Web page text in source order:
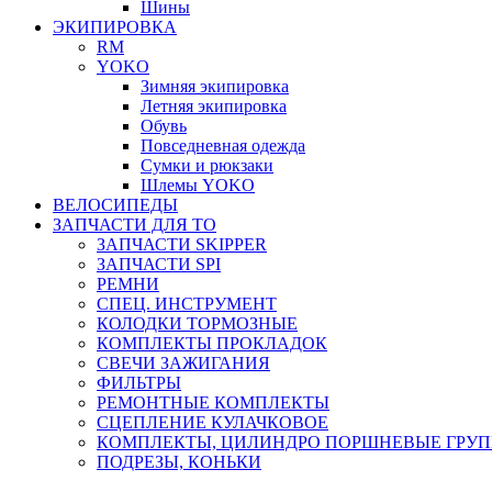
Шины
ЭКИПИРОВКА
RM
YOKO
Зимняя экипировка
Летняя экипировка
Обувь
Повседневная одежда
Сумки и рюкзаки
Шлемы YOKO
ВЕЛОСИПЕДЫ
ЗАПЧАСТИ ДЛЯ ТО
ЗАПЧАСТИ SKIPPER
ЗАПЧАСТИ SPI
РЕМНИ
СПЕЦ. ИНСТРУМЕНТ
КОЛОДКИ ТОРМОЗНЫЕ
КОМПЛЕКТЫ ПРОКЛАДОК
СВЕЧИ ЗАЖИГАНИЯ
ФИЛЬТРЫ
РЕМОНТНЫЕ КОМПЛЕКТЫ
СЦЕПЛЕНИЕ КУЛАЧКОВОЕ
КОМПЛЕКТЫ, ЦИЛИНДРО ПОРШНЕВЫЕ
ПОДРЕЗЫ, КОНЬКИ